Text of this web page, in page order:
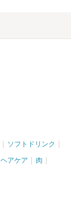
ソフトドリンク
ヘアケア 肉